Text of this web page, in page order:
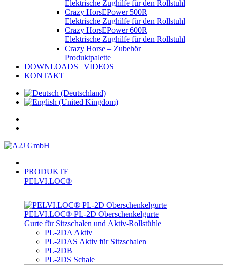
Elektrische Zughilfe für den Rollstuhl
Crazy HorsEPower 500R
Elektrische Zughilfe für den Rollstuhl
Crazy HorsEPower 600R
Elektrische Zughilfe für den Rollstuhl
Crazy Horse – Zubehör
Produktpalette
DOWNLOADS | VIDEOS
KONTAKT
PRODUKTE
PELVI.LOC®
PELVI.LOC® PL-­2D Oberschenkelgurte
Gurte für Sitzschalen und Aktiv-Rollstühle
PL-2DA Aktiv
PL-2DAS Aktiv für Sitzschalen
PL-2DB
PL-2DS Schale